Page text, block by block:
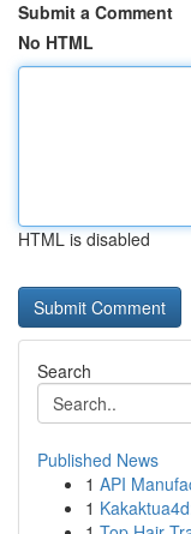
Submit a Comment
No HTML
HTML is disabled
Search
Published News
1 API
1